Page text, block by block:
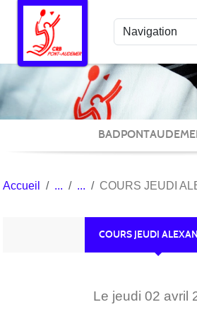
Accueil COURS JEUDI
COURS JEUDI
Le jeudi 02 avril
Panneau de gestion des cookies